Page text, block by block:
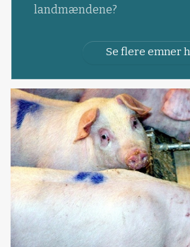
landmændene?
Se flere emner